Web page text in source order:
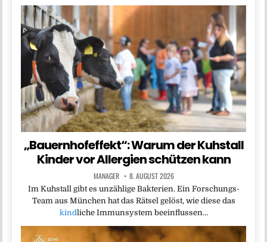
„Bauernhofeffekt“: Warum der Kuhstall
Kinder vor Allergien schützen kann
MANAGER 8. AUGUST 2026
Im Kuhstall gibt es unzählige Bakterien. Ein Forschungs-
Team aus München hat das Rätsel gelöst, wie diese das
kindliche Immunsystem beeinflussen…